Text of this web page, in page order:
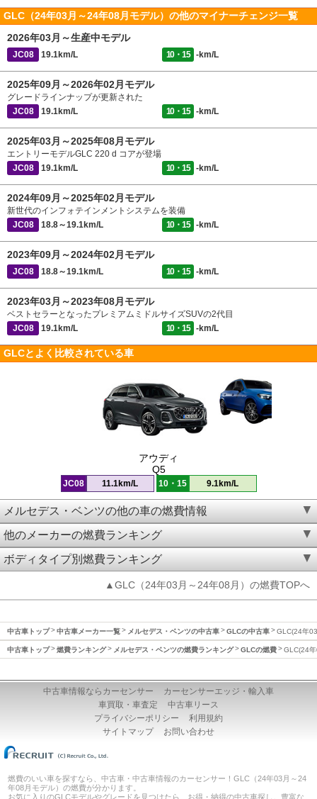
GLC（24年03月～24年08月モデル）の他のマイナーチェンジ一覧
2026年03月～生産中モデル
JC08 19.1km/L 10・15 -km/L
2025年09月～2026年02月モデル
グレードラインナップが更新された
JC08
19.1km/L 10・15 -km/L
2025年03月～2025年08月モデル
エントリーモデルGLC 220 d コアが登場
JC08
19.1km/L 10・15 -km/L
2024年09月～2025年02月モデル
新世代のインフォテインメントシステムを装備
JC08
18.8～19.1km/L 10・15 -km/L
2023年09月～2024年02月モデル
JC08 18.8～19.1km/L 10・15 -km/L
2023年03月～2023年08月モデル
ベストセラーとなったプレミアムミドルサイズSUVの2代目
JC08
19.1km/L 10・15 -km/L
GLCとよく比較されている車
アウディ
Q5
JC08 11.1km/L 10・15 9.1km/L
メルセデス・ベンツの他の車の燃費情報
他のメーカーの燃費ランキング
ボディタイプ別燃費ランキング
▲GLC（24年03月～24年08月）の燃費TOPへ
中古車トップ 中古車メーカー一覧 メルセデス・ベンツの中古車 GLCの中古車 GLC(24年
中古車トップ 燃費ランキング メルセデス・ベンツの燃費ランキング GLCの燃費 GLC(24
中古車情報ならカーセンサー
カーセンサーエッジ・輸入車
車買取・車査定
中古車リース
プライバシーポリシー
利用規約
サイトマップ
お問い合わせ
燃費のいい車を探すなら、中古車・中古車情報のカーセンサー！GLC（24年03月～24
年08月モデル）の燃費が分かります。
お気に入りのGLCモデルやグレードを見つけたら、お得・納得の中古車探し。豊富な